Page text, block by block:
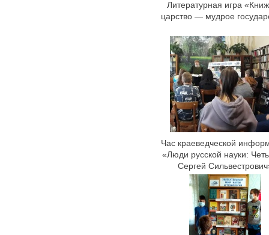
Литературная игра
царство — мудрое
Час краеведческой
«Люди русской науки:
Сергей